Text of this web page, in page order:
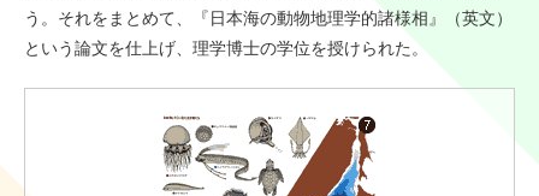
う。それをまとめて、『日本海の動物地理学的諸様相』（英文）
という論文を仕上げ、理学博士の学位を授けられた。